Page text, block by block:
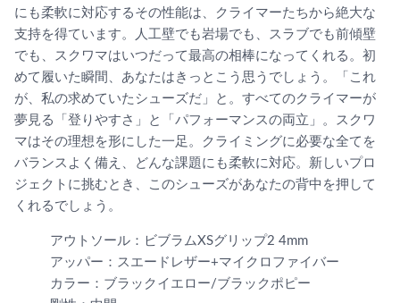
にも柔軟に対応するその性能は、クライマーたちから絶大な
支持を得ています。人工壁でも岩場でも、スラブでも前傾壁
でも、スクワマはいつだって最高の相棒になってくれる。初
めて履いた瞬間、あなたはきっとこう思うでしょう。「これ
が、私の求めていたシューズだ」と。すべてのクライマーが
夢見る「登りやすさ」と「パフォーマンスの両立」。スクワ
マはその理想を形にした一足。クライミングに必要な全てを
バランスよく備え、どんな課題にも柔軟に対応。新しいプロ
ジェクトに挑むとき、このシューズがあなたの背中を押して
くれるでしょう。
アウトソール：ビブラムXSグリップ2 4mm
アッパー：スエードレザー+マイクロファイバー
カラー：ブラックイエロー/ブラックポピー